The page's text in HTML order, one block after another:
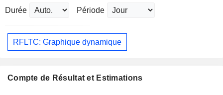
Durée Période
RFLTC: Graphique dynamique
Compte de Résultat et Estimations